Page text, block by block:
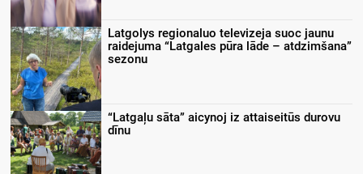
Latgolys regionaluo televizeja suoc jaunu
raidejuma “Latgales pūra lāde – atdzimšana”
sezonu
“Latgaļu sāta” aicynoj iz attaiseitūs durovu
dīnu